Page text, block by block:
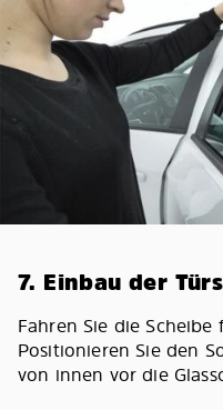
7. Einbau der
Fahren Sie die Scheibe
Positionieren Sie den
von innen vor die